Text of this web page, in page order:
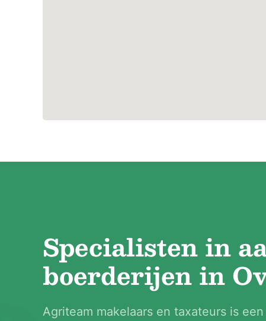
Specialisten in
boerderijen in
Agriteam makelaars en taxateurs is